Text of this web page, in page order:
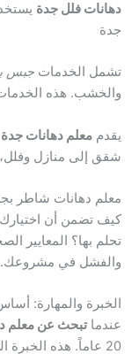
دهانات فلل جدة
جدة
تشمل الخدمات جبس
والخشب. هذه
يقدم معلم دهانات جدة
شقق إلى منازل
معلم دهانات شاطر
كيف تضمن أن
تحلم بها؟ المعايير
والفشل في مشروعك.
الخبرة والمهارة:
عندماتبحث عن معلم
20 عاماً. هذه